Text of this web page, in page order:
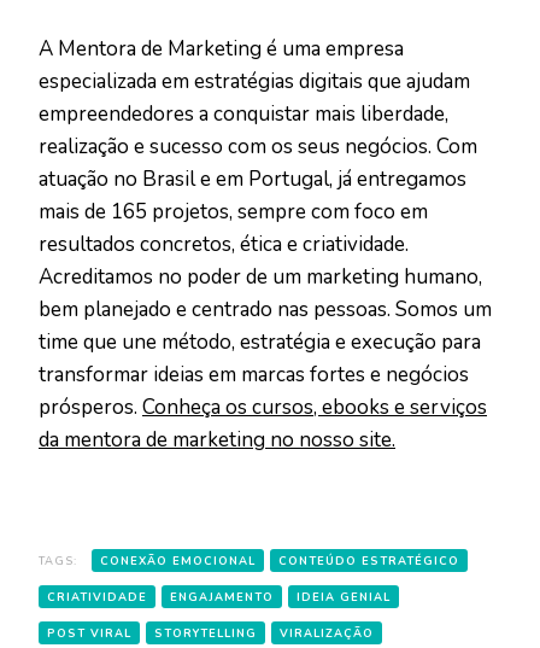
A Mentora de Marketing é uma empresa
especializada em estratégias digitais que ajudam
empreendedores a conquistar mais liberdade,
realização e sucesso com os seus negócios. Com
atuação no Brasil e em Portugal, já entregamos
mais de 165 projetos, sempre com foco em
resultados concretos, ética e criatividade.
Acreditamos no poder de um marketing humano,
bem planejado e centrado nas pessoas. Somos um
time que une método, estratégia e execução para
transformar ideias em marcas fortes e negócios
prósperos. Conheça os cursos, ebooks e serviços
da mentora de marketing no nosso site.
TAGS: CONEXÃO EMOCIONAL CONTEÚDO ESTRATÉGICO
CRIATIVIDADE ENGAJAMENTO IDEIA GENIAL
POST VIRAL STORYTELLING VIRALIZAÇÃO